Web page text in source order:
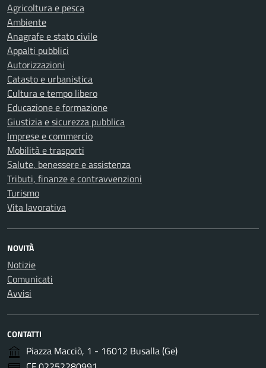
Agricoltura e pesca
Ambiente
Anagrafe e stato civile
Appalti pubblici
Autorizzazioni
Catasto e urbanistica
Cultura e tempo libero
Educazione e formazione
Giustizia e sicurezza pubblica
Imprese e commercio
Mobilità e trasporti
Salute, benessere e assistenza
Tributi, finanze e contravvenzioni
Turismo
Vita lavorativa
NOVITÀ
Notizie
Comunicati
Avvisi
CONTATTI
Piazza Macciò, 1 - 16012 Busalla (Ge)